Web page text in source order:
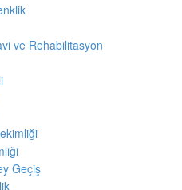
ve Rehabilitasyon
Geçiş